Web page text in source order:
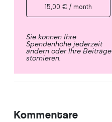
15,00 € / month
Sie können Ihre
Spendenhöhe jederzeit
ändern oder Ihre Beiträge
stornieren.
Kommentare